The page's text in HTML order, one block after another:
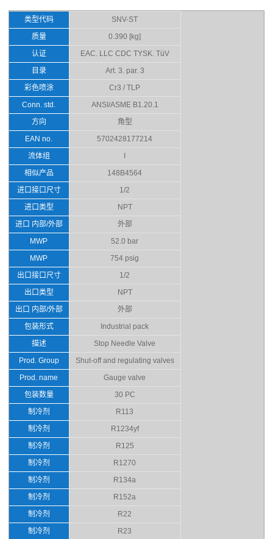
类型代码
SNV-ST
质量
0.390 [kg]
认证
EAC. LLC CDC TYSK. TüV
目录
Art. 3. par. 3
彩色喷涂
Cr3 / TLP
Conn. std.
ANSI/ASME B1.20.1
方向
角型
EAN no.
5702428177214
流体组
相似产品
148B4564
进口接口尺寸
1/2
进口类型
NPT
进口 内部/外部
外部
MWP
52.0 bar
MWP
754 psig
出口接口尺寸
1/2
出口类型
NPT
出口 内部/外部
外部
包装形式
Industrial pack
描述
Stop Needle Valve
Prod. Group
Shut-off and regulating valves
Prod. name
Gauge valve
包装数量
30 PC
制冷剂
R113
制冷剂
R1234yf
制冷剂
R125
制冷剂
R1270
制冷剂
R134a
制冷剂
R152a
制冷剂
R22
制冷剂
R23